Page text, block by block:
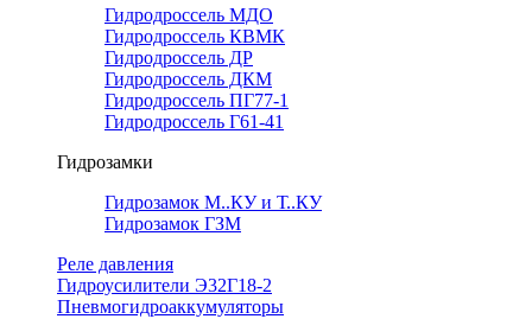
Гидродроссель МДО
Гидродроссель КВМК
Гидродроссель ДР
Гидродроссель ДКМ
Гидродроссель ПГ77-1
Гидродроссель Г61-41
Гидрозамки
Гидрозамок М..КУ и Т..КУ
Гидрозамок ГЗМ
Реле давления
Гидроусилители Э32Г18-2
Пневмогидроаккумуляторы